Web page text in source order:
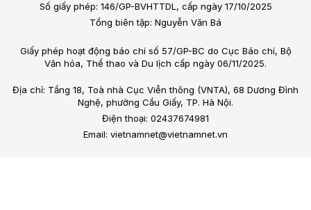
Số giấy phép: 146/GP-BVHTTDL, cấp ngày 17/10/2025
Tổng biên tập: Nguyễn Văn Bá
Giấy phép hoạt động báo chí số 57/GP-BC do Cục Báo chí, Bộ
Văn hóa, Thể thao và Du lịch cấp ngày 06/11/2025.
Địa chỉ: Tầng 18, Toà nhà Cục Viễn thông (VNTA), 68 Dương Đình
Nghệ, phường Cầu Giấy, TP. Hà Nội.
Điện thoại: 02437674981
Email: vietnamnet@vietnamnet.vn